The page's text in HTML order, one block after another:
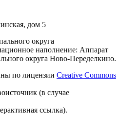
дом 5
округа
наполнение: Аппарат
округа Ново-Переделкино.
по лицензии Creative Commons
(в случае
ссылка).